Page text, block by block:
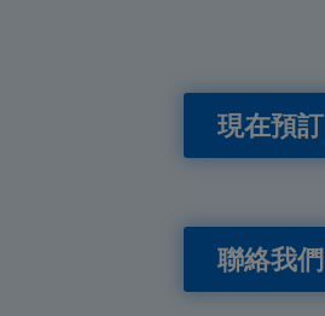
現在預訂
聯絡我們